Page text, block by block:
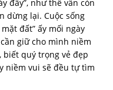
đây”, như thể vẫn còn
dừng lại. Cuộc sống
đất” ấy mối ngày
giữ cho mình niềm
biết quý trọng vẻ đẹp
niềm vui sẽ đều tự tìm